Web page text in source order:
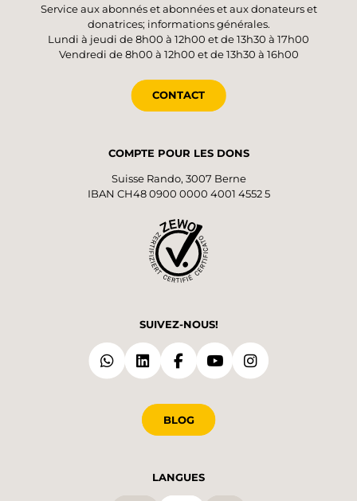
Service aux abonnés et abonnées et aux donateurs et
donatrices; informations générales.
Lundi à jeudi de 8h00 à 12h00 et de 13h30 à 17h00
Vendredi de 8h00 à 12h00 et de 13h30 à 16h00
CONTACT
COMPTE POUR LES DONS
Suisse Rando, 3007 Berne
IBAN CH48 0900 0000 4001 4552 5
SUIVEZ-NOUS!
BLOG
LANGUES